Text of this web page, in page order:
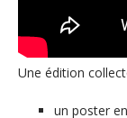
Une édition
un poster